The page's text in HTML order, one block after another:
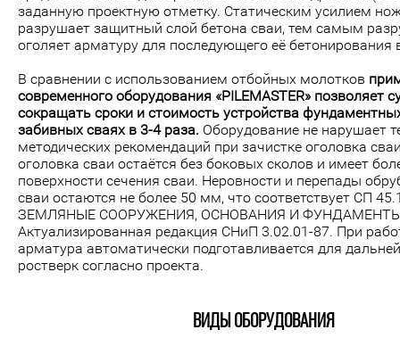
заданную проектную отметку. Статическим усилием
разрушает защитный слой бетона сваи, тем самым
оголяет арматуру для последующего её бетонирования
В сравнении с использованием отбойных молотков
современного оборудования «PILEMASTER» позволяет
сокращать сроки и стоимость устройства
забивных сваях в 3-4 раза. Оборудование не нарушает
методических рекомендаций при зачистке оголовка
оголовка сваи остаётся без боковых сколов и имеет
поверхности сечения сваи. Неровности и перепады
сваи остаются не более 50 мм, что соответствует СП
ЗЕМЛЯНЫЕ СООРУЖЕНИЯ, ОСНОВАНИЯ И
Актуализированная редакция СНиП 3.02.01-87. При
арматура автоматически подготавливается для
ростверк согласно проекта.
ВИДЫ ОБОРУДОВАНИЯ